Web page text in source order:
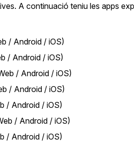
A continuació teniu les apps
/ Android / iOS)
/ Android / iOS)
/ Android / iOS)
/ Android / iOS)
/ Android / iOS)
/ Android / iOS)
/ Android / iOS)